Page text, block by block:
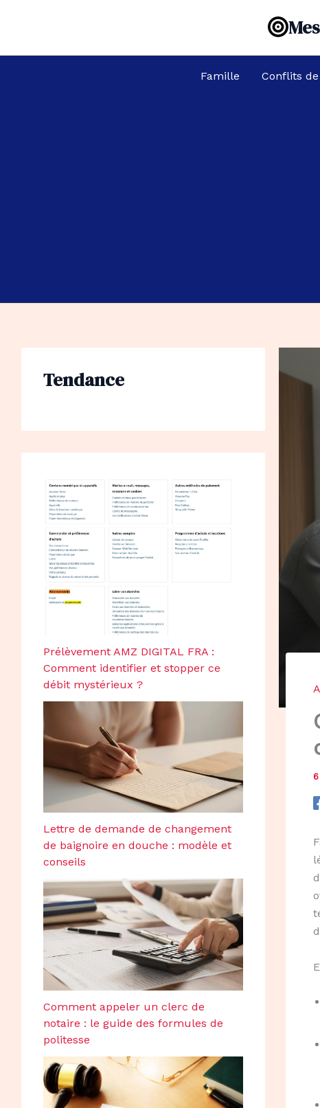
Famille Conflits
Tendance
Prélèvement AMZ DIGITAL FRA :
Comment identifier et stopper ce
débit mystérieux ?
Lettre de demande de changement
de baignoire en douche : modèle et
conseils
Comment appeler un clerc de
notaire : le guide des formules de
politesse